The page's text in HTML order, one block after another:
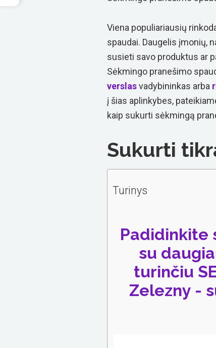
Viena populiariausių
spaudai. Daugelis įmonių,
susieti savo produktus ar
Sėkmingo pranešimo
verslasvadybininkas arba
į šias aplinkybes,
kaip sukurti sėkmingą
Sukurti
Turinys
Padidinkite
su
turinčiu
Zelezny -